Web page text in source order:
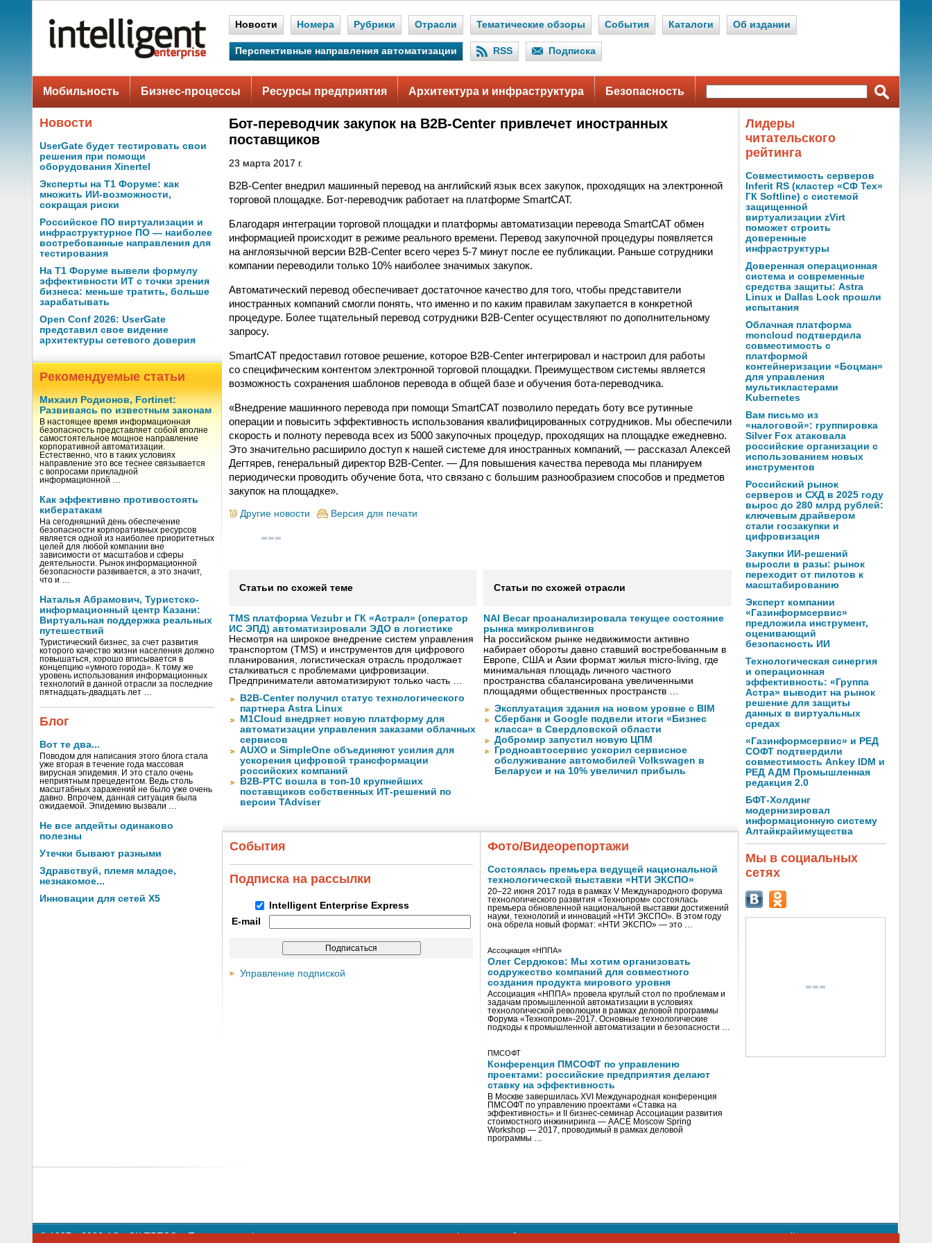
Новости Номера Рубрики Отрасли Тематические обзоры События Каталоги Об издании
Перспективные направления автоматизации RSS Подписка
Мобильность Бизнес-процессы Ресурсы предприятия Архитектура и инфраструктура Безопасность
Новости
UserGate будет тестировать свои
решения при помощи
оборудования Xinertel
Эксперты на Т1 Форуме: как
множить ИИ-возможности,
сокращая риски
Российское ПО виртуализации и
инфраструктурное ПО — наиболее
востребованные направления для
тестирования
На Т1 Форуме вывели формулу
эффективности ИТ с точки зрения
бизнеса: меньше тратить, больше
зарабатывать
Open Conf 2026: UserGate
представил свое видение
архитектуры сетевого доверия
Рекомендуемые статьи
Михаил Родионов, Fortinet:
Развиваясь по известным законам
В настоящее время информационная
безопасность представляет собой вполне
самостоятельное мощное направление
корпоративной автоматизации.
Естественно, что в таких условиях
направление это все теснее связывается
с вопросами прикладной
информационной …
Как эффективно противостоять
кибератакам
На сегодняшний день обеспечение
безопасности корпоративных ресурсов
является одной из наиболее приоритетных
целей для любой компании вне
зависимости от масштабов и сферы
деятельности. Рынок информационной
безопасности развивается, а это значит,
что и …
Наталья Абрамович, Туристско-
информационный центр Казани:
Виртуальная поддержка реальных
путешествий
Туристический бизнес, за счет развития
которого качество жизни населения должно
повышаться, хорошо вписывается в
концепцию «умного города». К тому же
уровень использования информационных
технологий в данной отрасли за последние
пятнадцать-двадцать лет …
Блог
Вот те два...
Поводом для написания этого блога стала
уже вторая в течение года массовая
вирусная эпидемия. И это стало очень
неприятным прецедентом. Ведь столь
масштабных заражений не было уже очень
давно. Впрочем, данная ситуация была
ожидаемой. Эпидемию вызвали …
Не все апдейты одинаково
полезны
Утечки бывают разными
Здравствуй, племя младое,
незнакомое...
Инновации для сетей X5
Бот-переводчик закупок на B2B-Center привлечет иностранных
поставщиков
23 марта 2017 г.
B2B-Center внедрил машинный перевод на английский язык всех закупок, проходящих на электронной
торговой площадке. Бот-переводчик работает на платформе SmartCAT.
Благодаря интеграции торговой площадки и платформы автоматизации перевода SmartCAT обмен
информацией происходит в режиме реального времени. Перевод закупочной процедуры появляется
на англоязычной версии B2B-Center всего через 5-7 минут после ее публикации. Раньше сотрудники
компании переводили только 10% наиболее значимых закупок.
Автоматический перевод обеспечивает достаточное качество для того, чтобы представители
иностранных компаний смогли понять, что именно и по каким правилам закупается в конкретной
процедуре. Более тщательный перевод сотрудники B2B-Center осуществляют по дополнительному
запросу.
SmartCAT предоставил готовое решение, которое B2B-Center интегрировал и настроил для работы
со специфическим контентом электронной торговой площадки. Преимуществом системы является
возможность сохранения шаблонов перевода в общей базе и обучения бота-переводчика.
«Внедрение машинного перевода при помощи SmartCAT позволило передать боту все рутинные
операции и повысить эффективность использования квалифицированных сотрудников. Мы обеспечили
скорость и полноту перевода всех из 5000 закупочных процедур, проходящих на площадке ежедневно.
Это значительно расширило доступ к нашей системе для иностранных компаний, — рассказал Алексей
Дегтярев, генеральный директор B2B-Center. — Для повышения качества перевода мы планируем
периодически проводить обучение бота, что связано с большим разнообразием способов и предметов
закупок на площадке».
Другие новости Версия для печати
Статьи по схожей теме
TMS платформа Vezubr и ГК «Астрал» (оператор
ИС ЭПД) автоматизировали ЭДО в логистике
Несмотря на широкое внедрение систем управления
транспортом (TMS) и инструментов для цифрового
планирования, логистическая отрасль продолжает
сталкиваться с проблемами цифровизации.
Предприниматели автоматизируют только часть …
B2B-Center получил статус технологического
партнера Astra Linux
M1Cloud внедряет новую платформу для
автоматизации управления заказами облачных
сервисов
AUXO и SimpleOne объединяют усилия для
ускорения цифровой трансформации
российских компаний
B2B-РТС вошла в топ-10 крупнейших
поставщиков собственных ИТ-решений по
версии TAdviser
Статьи по схожей отрасли
NAI Becar проанализировала текущее состояние
рынка микроливингов
На российском рынке недвижимости активно
набирает обороты давно ставший востребованным в
Европе, США и Азии формат жилья micro-living, где
минимальная площадь личного частного
пространства сбалансирована увеличенными
площадями общественных пространств …
Эксплуатация здания на новом уровне с BIM
Сбербанк и Google подвели итоги «Бизнес
класса» в Свердловской области
Добромир запустил новую ЦПМ
Гродноавтосервис ускорил сервисное
обслуживание автомобилей Volkswagen в
Беларуси и на 10% увеличил прибыль
События
Подписка на рассылки
Intelligent Enterprise Express
E-mail
Управление подпиской
Фото/Видеорепортажи
Состоялась премьера ведущей национальной
технологической выставки «НТИ ЭКСПО»
20–22 июня 2017 года в рамках V Международного форума
технологического развития «Технопром» состоялась
премьера обновленной национальной выставки достижений
науки, технологий и инноваций «НТИ ЭКСПО». В этом году
она обрела новый формат: «НТИ ЭКСПО» — это …
Ассоциация «НППА»
Олег Сердюков: Мы хотим организовать
содружество компаний для совместного
создания продукта мирового уровня
Ассоциация «НППА» провела круглый стол по проблемам и
задачам промышленной автоматизации в условиях
технологической революции в рамках деловой программы
Форума «Технопром»-2017. Основные технологические
подходы к промышленной автоматизации и безопасности …
ПМСОФТ
Конференция ПМСОФТ по управлению
проектами: российские предприятия делают
ставку на эффективность
В Москве завершилась XVI Международная конференция
ПМСОФТ по управлению проектами «Ставка на
эффективность» и II бизнес-семинар Ассоциации развития
стоимостного инжиниринга — AACE Moscow Spring
Workshop — 2017, проводимый в рамках деловой
программы …
Лидеры
читательского
рейтинга
Совместимость серверов
Inferit RS (кластер «СФ Тех»
ГК Softline) с системой
защищенной
виртуализации zVirt
поможет строить
доверенные
инфраструктуры
Доверенная операционная
система и современные
средства защиты: Astra
Linux и Dallas Lock прошли
испытания
Облачная платформа
moncloud подтвердила
совместимость с
платформой
контейнеризации «Боцман»
для управления
мультикластерами
Kubernetes
Вам письмо из
«налоговой»: группировка
Silver Fox атаковала
российские организации с
использованием новых
инструментов
Российский рынок
серверов и СХД в 2025 году
вырос до 280 млрд рублей:
ключевым драйвером
стали госзакупки и
цифровизация
Закупки ИИ-решений
выросли в разы: рынок
переходит от пилотов к
масштабированию
Эксперт компании
«Газинформсервис»
предложила инструмент,
оценивающий
безопасность ИИ
Технологическая синергия
и операционная
эффективность: «Группа
Астра» выводит на рынок
решение для защиты
данных в виртуальных
средах
«Газинформсервис» и РЕД
СОФТ подтвердили
совместимость Ankey IDM и
РЕД АДМ Промышленная
редакция 2.0
БФТ-Холдинг
модернизировал
информационную систему
Алтайкрайимущества
Мы в социальных
сетях
© 1997—2026 АО «СК ПРЕСС».Политика конфиденциальности персональных данных,информация об авторских правах и порядке использования материалов сайта